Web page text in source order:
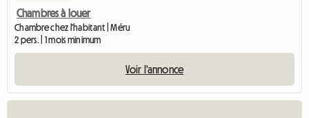
Chambres à louer
Chambre chez l'habitant | Méru
2 pers. | 1 mois minimum
Voir l'annonce